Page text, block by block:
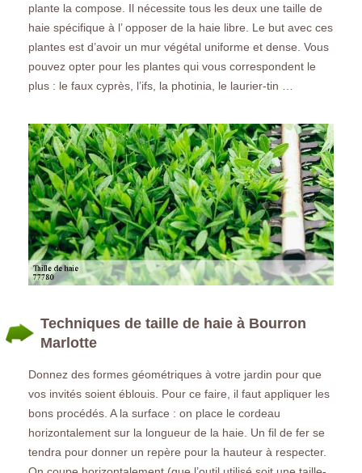
plante la compose. Il nécessite tous les deux une taille de
haie spécifique à l’ opposer de la haie libre. Le but avec ces
plantes est d’avoir un mur végétal uniforme et dense. Vous
pouvez opter pour les plantes qui vous correspondent le
plus : le faux cyprès, l’ifs, la photinia, le laurier-tin …
Techniques de taille de haie à Bourron
Marlotte
Donnez des formes géométriques à votre jardin pour que
vos invités soient éblouis. Pour ce faire, il faut appliquer les
bons procédés. A la surface : on place le cordeau
horizontalement sur la longueur de la haie. Un fil de fer se
tendra pour donner un repère pour la hauteur à respecter.